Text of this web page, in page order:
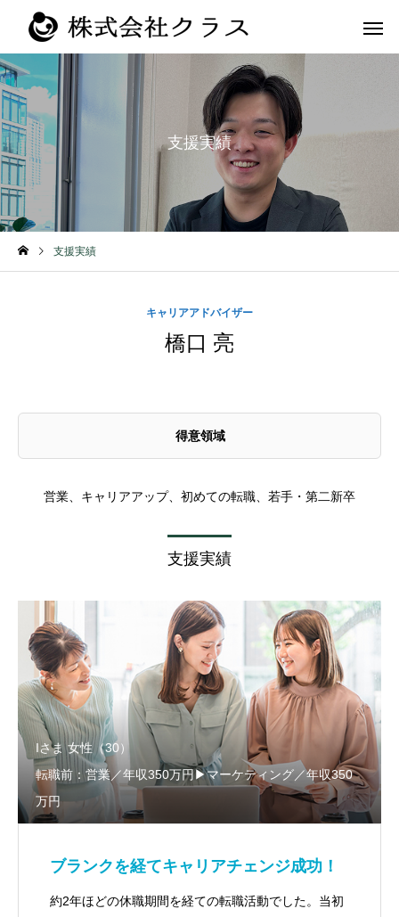
新卒
第二新卒・メ
支援実績
支援実績
キャリアアドバイザー
橋口 亮
得意領域
営業、キャリアアップ、初めての転職、若手・第二新卒
支援実績
Iさま 女性（30）
転職前：営業／年収350万円▶マーケティング／年収350
万円
ブランクを経てキャリアチェンジ成功！
約2年ほどの休職期間を経ての転職活動でした。当初